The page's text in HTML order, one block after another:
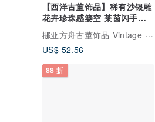
【西洋古董饰品】稀有沙银雕
花卉珍珠感篓空 莱茵闪手链
手环
挪亚方舟古董饰品 Vintage Jewelry
US$ 52.56
88 折